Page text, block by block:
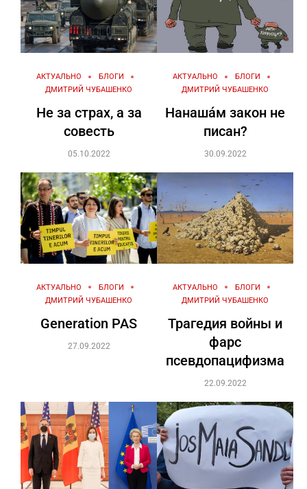
АКТУАЛЬНО
БЛОГИ
ДМИТРИЙ ЧУБАШЕНКО
Не за страх, а за
совесть
05.10.2022
АКТУАЛЬНО
БЛОГИ
ДМИТРИЙ ЧУБАШЕНКО
Нанашáм закон не
писан?
30.09.2022
АКТУАЛЬНО
БЛОГИ
ДМИТРИЙ ЧУБАШЕНКО
Generation PAS
27.09.2022
АКТУАЛЬНО
БЛОГИ
ДМИТРИЙ ЧУБАШЕНКО
Трагедия войны и
фарс
псевдопацифизма
22.09.2022